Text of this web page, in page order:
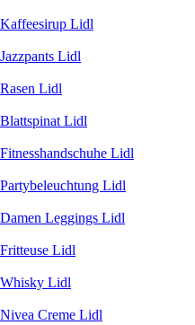
Kaffeesirup Lidl
Jazzpants Lidl
Rasen Lidl
Blattspinat Lidl
Fitnesshandschuhe Lidl
Partybeleuchtung Lidl
Damen Leggings Lidl
Fritteuse Lidl
Whisky Lidl
Nivea Creme Lidl